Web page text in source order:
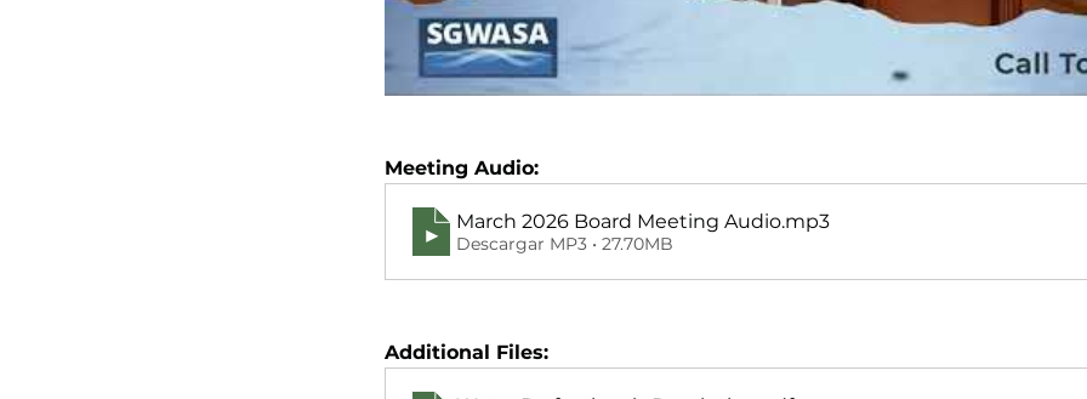
Meeting Audio:
March 2026 Board Meeting Audio.mp3
Descargar MP3 • 27.70MB
Additional Files: